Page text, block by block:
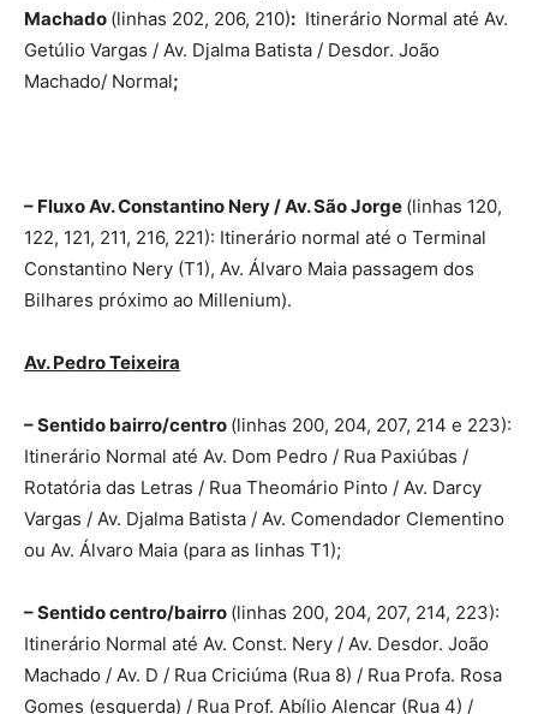
Machado (linhas 202, 206, 210): Itinerário Normal até Av.
Getúlio Vargas / Av. Djalma Batista / Desdor. João
Machado/ Normal;
– Fluxo Av. Constantino Nery / Av. São Jorge (linhas 120,
122, 121, 211, 216, 221): Itinerário normal até o Terminal
Constantino Nery (T1), Av. Álvaro Maia passagem dos
Bilhares próximo ao Millenium).
Av. Pedro Teixeira
– Sentido bairro/centro (linhas 200, 204, 207, 214 e 223):
Itinerário Normal até Av. Dom Pedro / Rua Paxiúbas /
Rotatória das Letras / Rua Theomário Pinto / Av. Darcy
Vargas / Av. Djalma Batista / Av. Comendador Clementino
ou Av. Álvaro Maia (para as linhas T1);
– Sentido centro/bairro (linhas 200, 204, 207, 214, 223):
Itinerário Normal até Av. Const. Nery / Av. Desdor. João
Machado / Av. D / Rua Criciúma (Rua 8) / Rua Profa. Rosa
Gomes (esquerda) / Rua Prof. Abílio Alencar (Rua 4) /